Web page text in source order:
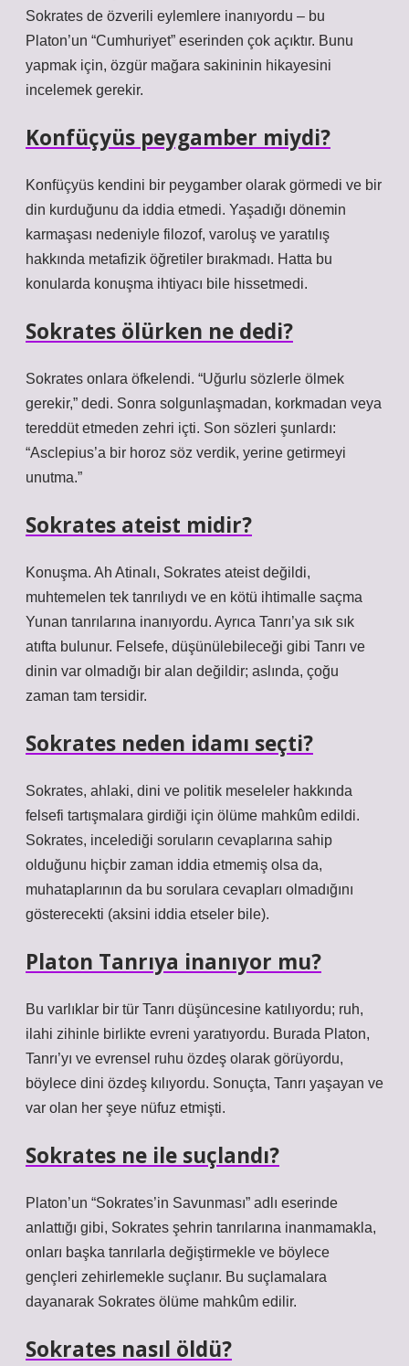
Sokrates de özverili eylemlere inanıyordu – bu
Platon’un “Cumhuriyet” eserinden çok açıktır. Bunu
yapmak için, özgür mağara sakininin hikayesini
incelemek gerekir.
Konfüçyüs peygamber miydi?
Konfüçyüs kendini bir peygamber olarak görmedi ve bir
din kurduğunu da iddia etmedi. Yaşadığı dönemin
karmaşası nedeniyle filozof, varoluş ve yaratılış
hakkında metafizik öğretiler bırakmadı. Hatta bu
konularda konuşma ihtiyacı bile hissetmedi.
Sokrates ölürken ne dedi?
Sokrates onlara öfkelendi. “Uğurlu sözlerle ölmek
gerekir,” dedi. Sonra solgunlaşmadan, korkmadan veya
tereddüt etmeden zehri içti. Son sözleri şunlardı:
“Asclepius’a bir horoz söz verdik, yerine getirmeyi
unutma.”
Sokrates ateist midir?
Konuşma. Ah Atinalı, Sokrates ateist değildi,
muhtemelen tek tanrılıydı ve en kötü ihtimalle saçma
Yunan tanrılarına inanıyordu. Ayrıca Tanrı’ya sık sık
atıfta bulunur. Felsefe, düşünülebileceği gibi Tanrı ve
dinin var olmadığı bir alan değildir; aslında, çoğu
zaman tam tersidir.
Sokrates neden idamı seçti?
Sokrates, ahlaki, dini ve politik meseleler hakkında
felsefi tartışmalara girdiği için ölüme mahkûm edildi.
Sokrates, incelediği soruların cevaplarına sahip
olduğunu hiçbir zaman iddia etmemiş olsa da,
muhataplarının da bu sorulara cevapları olmadığını
gösterecekti (aksini iddia etseler bile).
Platon Tanrıya inanıyor mu?
Bu varlıklar bir tür Tanrı düşüncesine katılıyordu; ruh,
ilahi zihinle birlikte evreni yaratıyordu. Burada Platon,
Tanrı’yı ​​ve evrensel ruhu özdeş olarak görüyordu,
böylece dini özdeş kılıyordu. Sonuçta, Tanrı yaşayan ve
var olan her şeye nüfuz etmişti.
Sokrates ne ile suçlandı?
Platon’un “Sokrates’in Savunması” adlı eserinde
anlattığı gibi, Sokrates şehrin tanrılarına inanmamakla,
onları başka tanrılarla değiştirmekle ve böylece
gençleri zehirlemekle suçlanır. Bu suçlamalara
dayanarak Sokrates ölüme mahkûm edilir.
Sokrates nasıl öldü?